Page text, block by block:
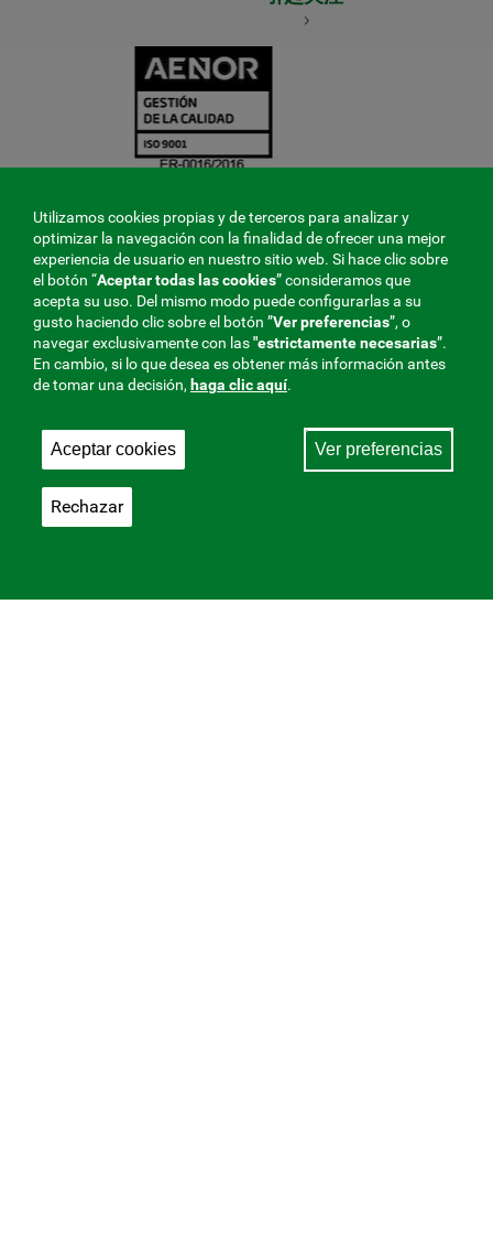
Utilizamos cookies propias y de terceros para analizar y
optimizar la navegación con la finalidad de ofrecer una mejor
experiencia de usuario en nuestro sitio web. Si hace clic sobre
el botón “Aceptar todas las cookies” consideramos que
acepta su uso. Del mismo modo puede configurarlas a su
gusto haciendo clic sobre el botón ”Ver preferencias”, o
navegar exclusivamente con las"estrictamentenecesarias”.
En cambio, si lo que desea es obtener más información antes
de tomar una decisión, haga clic aquí.
Aceptar cookies Ver preferencias
Rechazar